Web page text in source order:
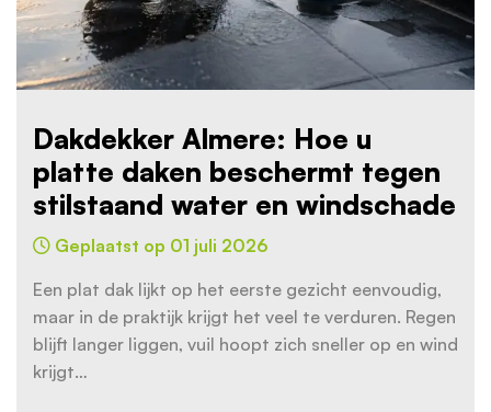
Dakdekker Almere: Hoe u
platte daken beschermt tegen
stilstaand water en windschade
Geplaatst op 01 juli 2026
Een plat dak lijkt op het eerste gezicht eenvoudig,
maar in de praktijk krijgt het veel te verduren. Regen
blijft langer liggen, vuil hoopt zich sneller op en wind
krijgt…